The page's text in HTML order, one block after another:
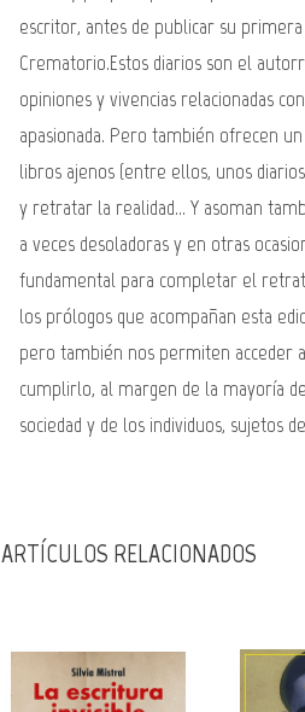
escritor, antes de publicar su primera
Crematorio.Estos diarios son el
opiniones y vivencias relacionadas
apasionada. Pero también ofrecen
libros ajenos (entre ellos, unos
y retratar la realidad... Y asoman
a veces desoladoras y en otras
fundamental para completar el
los prólogos que acompañan esta
pero también nos permiten acceder
cumplirlo, al margen de la mayoría
sociedad y de los individuos, sujetos
ARTÍCULOS RELACIONADOS